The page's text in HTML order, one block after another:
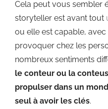
Cela peut vous sembler
storyteller est avant tout
ou elle est capable,
provoquer chez les
nombreux sentiments
le conteur ou la
propulser dans un
seul à avoir les clés.